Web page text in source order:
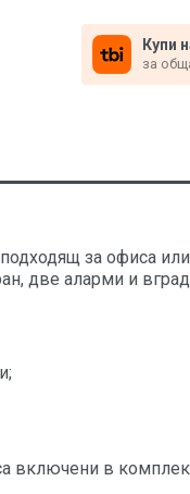
Купи
за
за офиса
две аларми и
включени в